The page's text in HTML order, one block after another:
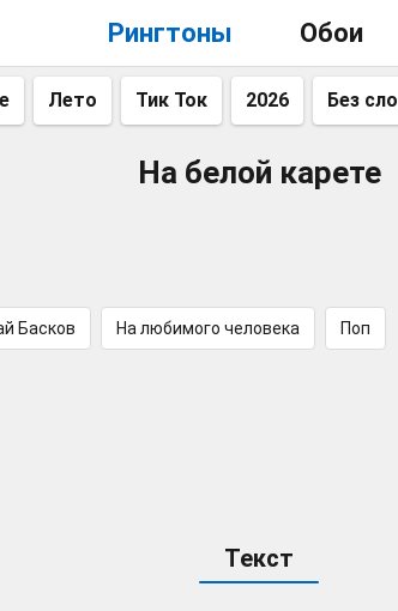
Рингтоны Обои
Лето Тик Ток 2026 Без
На белой карете
Басков На любимого человека Поп
Текст